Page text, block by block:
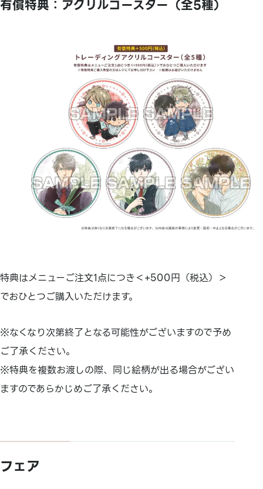
有償特典：アクリルコースター（全5種）
特典はメニューご注文1点につき＜+500円（税込）＞
でおひとつご購入いただけます。
※なくなり次第終了となる可能性がございますので予め
ご了承ください。
※特典を複数お渡しの際、同じ絵柄が出る場合がござい
ますのであらかじめご了承ください。
フェア